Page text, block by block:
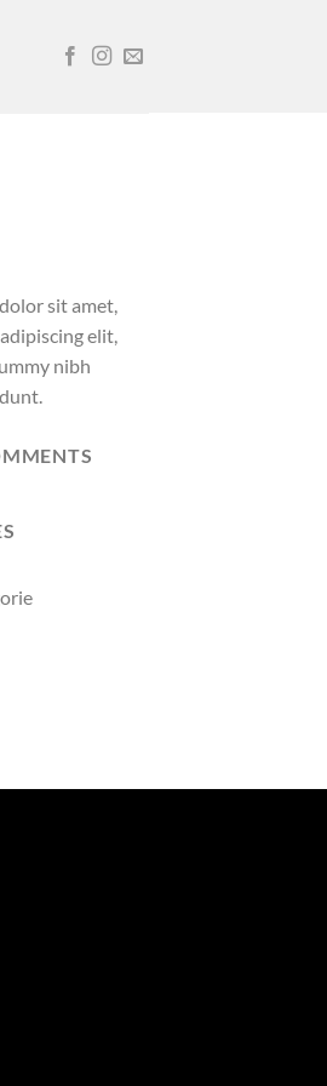
sit amet,
elit,
nibh